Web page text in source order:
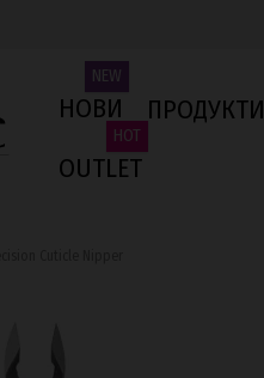
НОВИ
NEW
ПРОДУКТИ
OUTLET
HOT